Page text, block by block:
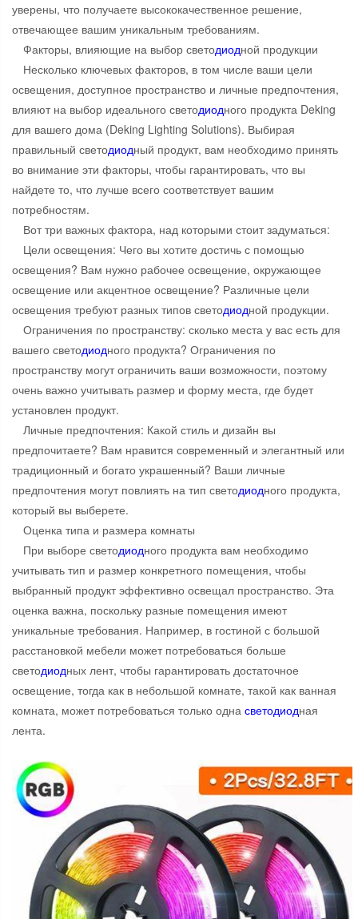
уверены, что получаете высококачественное решение,
отвечающее вашим уникальным требованиям.
Факторы, влияющие на выбор светодиодной продукции
Несколько ключевых факторов, в том числе ваши цели
освещения, доступное пространство и личные предпочтения,
влияют на выбор идеального светодиодного продукта Deking
для вашего дома (Deking Lighting Solutions). Выбирая
правильный светодиодный продукт, вам необходимо принять
во внимание эти факторы, чтобы гарантировать, что вы
найдете то, что лучше всего соответствует вашим
потребностям.
Вот три важных фактора, над которыми стоит задуматься:
Цели освещения: Чего вы хотите достичь с помощью
освещения? Вам нужно рабочее освещение, окружающее
освещение или акцентное освещение? Различные цели
освещения требуют разных типов светодиодной продукции.
Ограничения по пространству: сколько места у вас есть для
вашего светодиодного продукта? Ограничения по
пространству могут ограничить ваши возможности, поэтому
очень важно учитывать размер и форму места, где будет
установлен продукт.
Личные предпочтения: Какой стиль и дизайн вы
предпочитаете? Вам нравится современный и элегантный или
традиционный и богато украшенный? Ваши личные
предпочтения могут повлиять на тип светодиодного продукта,
который вы выберете.
Оценка типа и размера комнаты
При выборе светодиодного продукта вам необходимо
учитывать тип и размер конкретного помещения, чтобы
выбранный продукт эффективно освещал пространство. Эта
оценка важна, поскольку разные помещения имеют
уникальные требования. Например, в гостиной с большой
расстановкой мебели может потребоваться больше
светодиодных лент, чтобы гарантировать достаточное
освещение, тогда как в небольшой комнате, такой как ванная
комната, может потребоваться только одна светодиодная
лента.